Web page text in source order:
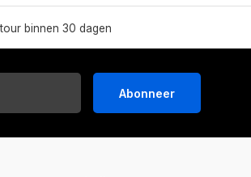
binnen 30 dagen
Abonneer